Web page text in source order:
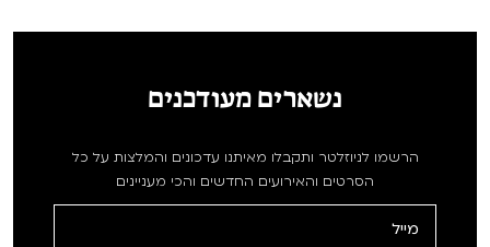
נשארים מעודכנים
הרשמו לניוזלטר ותקבלו מאיתנו עדכונים והמלצות על כל
הסרטים והאירועים החדשים והכי מעניינים